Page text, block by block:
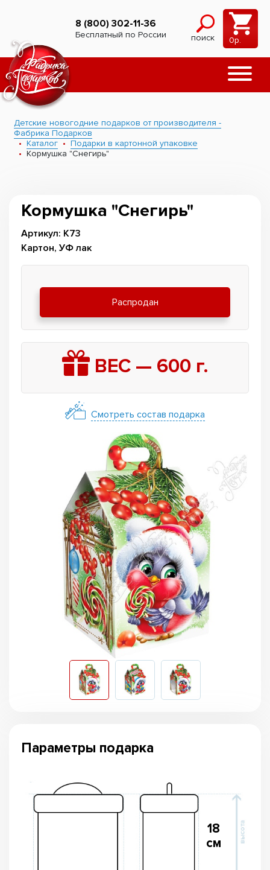
8 (800) 302-11-36
Бесплатный по России поиск 0р.
Детские новогодние подарков от производителя -
Фабрика Подарков
Каталог
Подарки в картонной упаковке
Кормушка "Снегирь"
Кормушка "Снегирь"
Артикул: К73
Картон, УФ лак
Распродан
ВЕС — 600г.
Смотреть состав подарка
Параметры подарка
18
см